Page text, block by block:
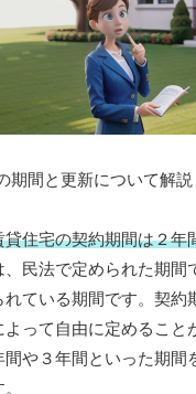
期間と更新について解
貸住宅の契約期間は２年
、民法で定められた期間
れている期間です。契約
って自由に定めること
や３年間といった期間